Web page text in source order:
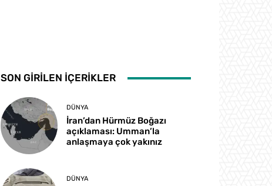
SON GİRİLEN İÇERİKLER
DÜNYA
İran’dan Hürmüz Boğazı
açıklaması: Umman’la
anlaşmaya çok yakınız
DÜNYA